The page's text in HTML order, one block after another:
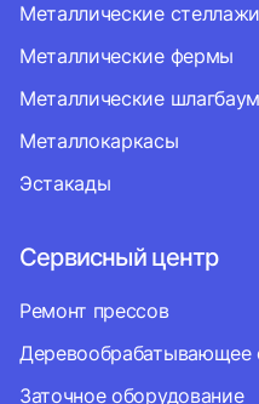
Металлические стеллажи
Металлические фермы
Металлические
Металлокаркасы
Эстакады
Сервисный центр
Ремонт прессов
Деревообрабатывающее
Заточное оборудование